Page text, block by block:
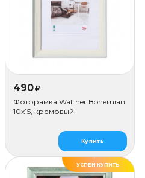
490 ₽
Фоторамка Walther Bohemian
10x15, кремовый
Купить
УСПЕЙ КУПИТЬ
ДЕЛАЕМ САМИ